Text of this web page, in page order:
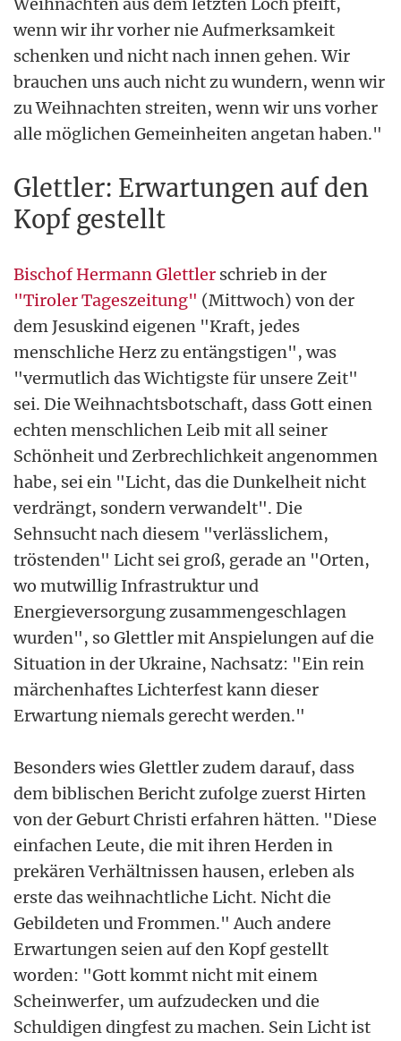
wenn wir ihr vorher nie Aufmerksamkeit
schenken und nicht nach innen gehen. Wir
brauchen uns auch nicht zu wundern, wenn wir
zu Weihnachten streiten, wenn wir uns vorher
alle möglichen Gemeinheiten angetan haben."
Glettler: Erwartungen auf den
Kopf gestellt
Bischof Hermann Glettler schrieb in der
"Tiroler Tageszeitung" (Mittwoch) von der
dem Jesuskind eigenen "Kraft, jedes
menschliche Herz zu entängstigen", was
"vermutlich das Wichtigste für unsere Zeit"
sei. Die Weihnachtsbotschaft, dass Gott einen
echten menschlichen Leib mit all seiner
Schönheit und Zerbrechlichkeit angenommen
habe, sei ein "Licht, das die Dunkelheit nicht
verdrängt, sondern verwandelt". Die
Sehnsucht nach diesem "verlässlichem,
tröstenden" Licht sei groß, gerade an "Orten,
wo mutwillig Infrastruktur und
Energieversorgung zusammengeschlagen
wurden", so Glettler mit Anspielungen auf die
Situation in der Ukraine, Nachsatz: "Ein rein
märchenhaftes Lichterfest kann dieser
Erwartung niemals gerecht werden."
Besonders wies Glettler zudem darauf, dass
dem biblischen Bericht zufolge zuerst Hirten
von der Geburt Christi erfahren hätten. "Diese
einfachen Leute, die mit ihren Herden in
prekären Verhältnissen hausen, erleben als
erste das weihnachtliche Licht. Nicht die
Gebildeten und Frommen." Auch andere
Erwartungen seien auf den Kopf gestellt
worden: "Gott kommt nicht mit einem
Scheinwerfer, um aufzudecken und die
Schuldigen dingfest zu machen. Sein Licht ist